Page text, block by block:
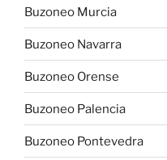
Buzoneo Murcia
Buzoneo Navarra
Buzoneo Orense
Buzoneo Palencia
Buzoneo Pontevedra